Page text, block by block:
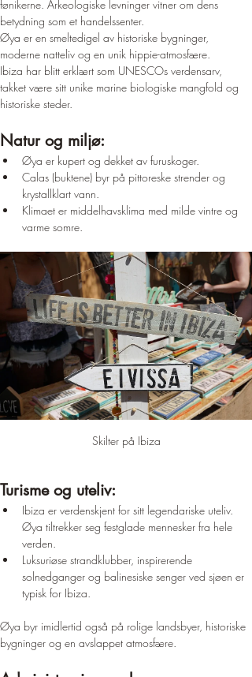
fønikerne. Arkeologiske levninger vitner om dens
betydning som et handelssenter.
Øya er en smeltedigel av historiske bygninger,
moderne natteliv og en unik hippie-atmosfære.
Ibiza har blitt erklært som UNESCOs verdensarv,
takket være sitt unike marine biologiske mangfold og
historiske steder.
Natur og miljø:
Øya er kupert og dekket av furuskoger.
Calas (buktene) byr på pittoreske strender og
krystallklart vann.
Klimaet er middelhavsklima med milde vintre og
varme somre.
Skilter på Ibiza
Turisme og uteliv:
Ibiza er verdenskjent for sitt legendariske uteliv.
Øya tiltrekker seg festglade mennesker fra hele
verden.
Luksuriøse strandklubber, inspirerende
solnedganger og balinesiske senger ved sjøen er
typisk for Ibiza.
Øya byr imidlertid også på rolige landsbyer, historiske
bygninger og en avslappet atmosfære.